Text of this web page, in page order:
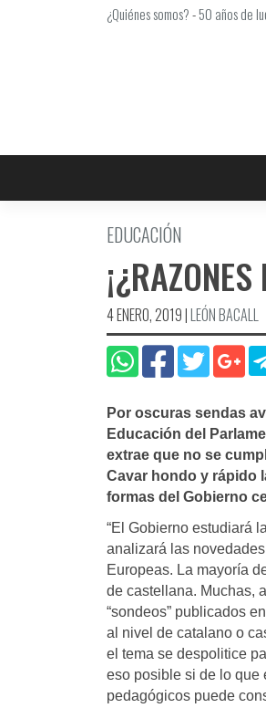
¿Quiénes somos?-50 años de
EDUCACIÓN
4 ENERO, 2019|LEÓN BACALL
Por oscuras sendas
Educación del
extrae que no se
Cavar hondo y rápido
formas del Gobierno
“El Gobierno estudiará
analizará las
Europeas. La mayoría
de castellana. Muchas,
“sondeos” publicados
al nivel de catalano o
el tema se despolitice
eso posible si de lo que
pedagógicos puede